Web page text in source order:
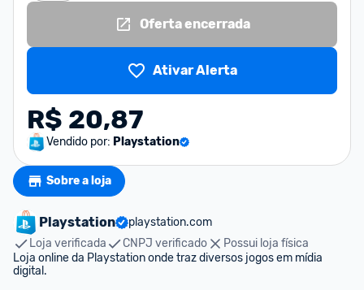
Oferta encerrada
Ativar Alerta
R$ 20,87
Vendido por: Playstation
Sobre a loja
Playstation
playstation.com
Loja verificada
CNPJ verificado
Possui loja física
Loja online da Playstation onde traz diversos jogos em mídia
digital.